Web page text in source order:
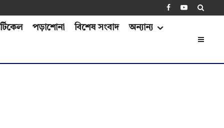
পড়াশোনা বিশেষ সংবাদ অন্যান্য